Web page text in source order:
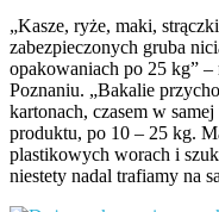
„Kasze, ryże, maki,
zabezpieczonych gruba
opakowaniach po 25 kg”
Poznaniu. „Bakalie
kartonach, czasem w
produktu, po 10 – 25 kg.
plastikowych worach i
niestety nadal trafiamy na